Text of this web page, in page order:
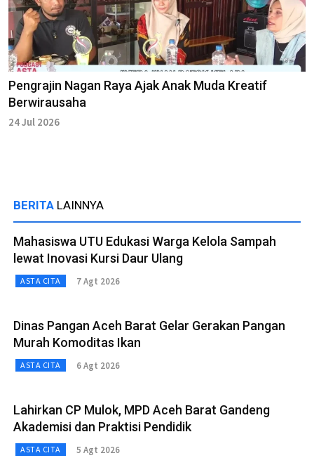
Pengrajin Nagan Raya Ajak Anak Muda Kreatif
Berwirausaha
24 Jul 2026
BERITA LAINNYA
Mahasiswa UTU Edukasi Warga Kelola Sampah
lewat Inovasi Kursi Daur Ulang
ASTA CITA 7 Agt 2026
Dinas Pangan Aceh Barat Gelar Gerakan Pangan
Murah Komoditas Ikan
ASTA CITA 6 Agt 2026
Lahirkan CP Mulok, MPD Aceh Barat Gandeng
Akademisi dan Praktisi Pendidik
ASTA CITA 5 Agt 2026